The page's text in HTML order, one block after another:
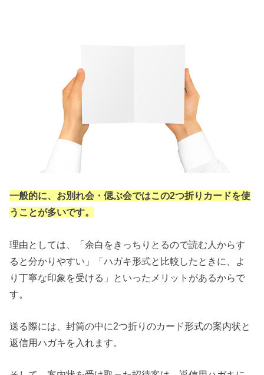
一般的に、お別れ会・偲ぶ会ではこの2つ折りカードを使
うことが多いです。
理由としては、「余白をきっちりとるので読む人からす
ると分かりやすい」「ハガキ形式と比較したときに、よ
り丁寧な印象を受ける」といったメリットがあるからで
す。
送る際には、封筒の中に2つ折りのカード形式の案内状と
返信用ハガキを入れます。